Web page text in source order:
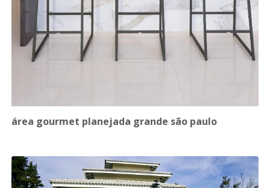
área gourmet planejada grande são paulo